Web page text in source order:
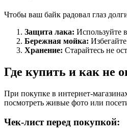
Чтобы ваш байк радовал глаз
Защита лака: Используйте
Бережная мойка:
Хранение: Старайтесь не
Где купить и как не
При покупке в интернет-
посмотреть живые фото или
Чек-лист перед покупкой: